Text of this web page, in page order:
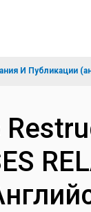
И Публикации